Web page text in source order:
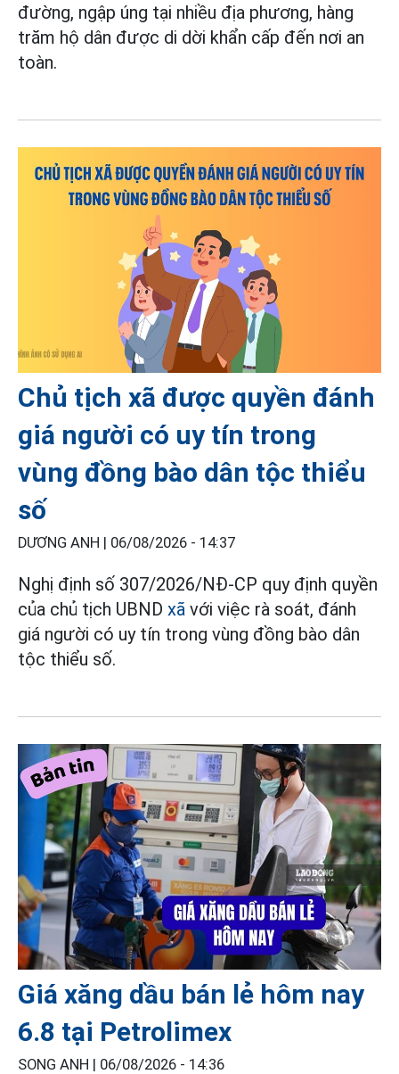
đường, ngập úng tại nhiều địa phương, hàng
trăm hộ dân được di dời khẩn cấp đến nơi an
toàn.
Chủ tịch xã được quyền đánh
giá người có uy tín trong
vùng đồng bào dân tộc thiểu
số
DƯƠNG ANH | 06/08/2026 - 14:37
Nghị định số 307/2026/NĐ-СР quy định quyền
của chủ tịch UBND xã với việc rà soát, đánh
giá người có uy tín trong vùng đồng bào dân
tộc thiểu số.
Giá xăng dầu bán lẻ hôm nay
6.8 tại Petrolimex
SONG ANH | 06/08/2026 - 14:36